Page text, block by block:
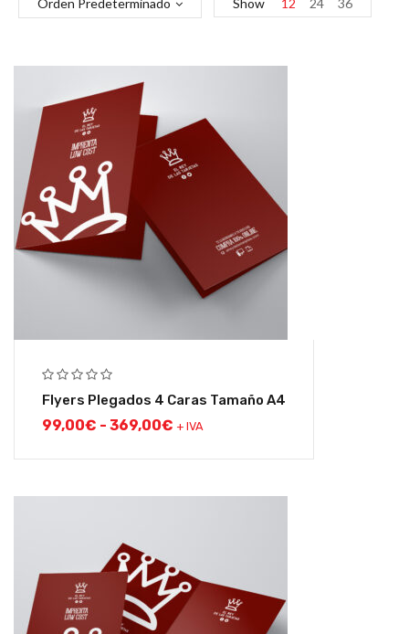
Orden Predeterminado Show 12 24 36
Flyers Plegados 4 Caras Tamaño A4
99,00€ - 369,00€ + IVA